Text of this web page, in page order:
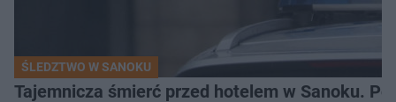
ŚLEDZTWO W SANOKU
Tajemnicza śmierć przed hotelem w Sanoku.